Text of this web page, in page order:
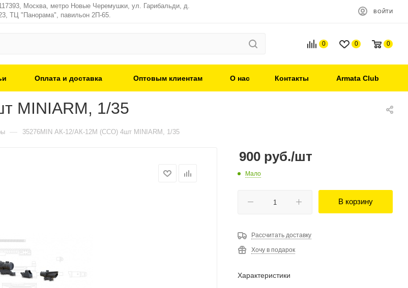
Москва, метро Новые Черемушки, ул. Гарибальди, д.
ТЦ "Панорама", павильон 2П-65.
ВОЙТИ
0 0 0
Оплата и доставка Оптовым клиентам О нас Контакты Armata Club
MINIARM, 1/35
— 35276MIN АК-12/АК-12М (ССО) 4шт MINIARM, 1/35
900 руб./шт
Мало
В корзину
Рассчитать доставку
Хочу в подарок
Характеристики